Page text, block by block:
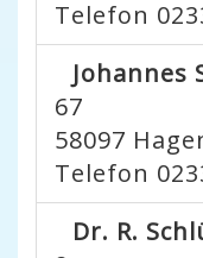
Telefon
Johannes
67
58097
Telefon
Dr. R.